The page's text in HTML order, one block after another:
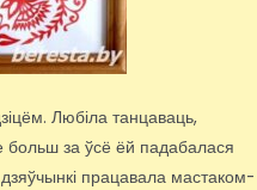
Любіла танцаваць,
больш за ўсё ёй падабалася
працавала мастаком-